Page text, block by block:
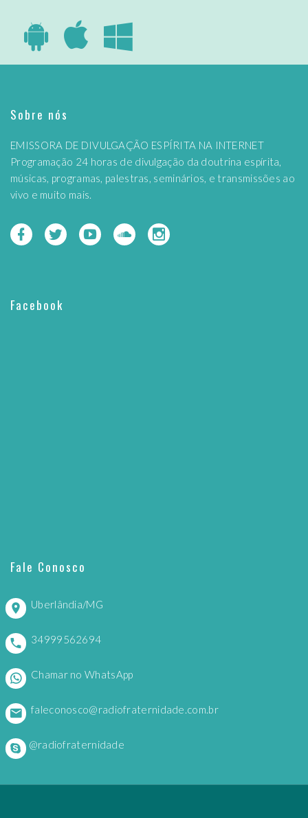
Sobre nós
EMISSORA DE DIVULGAÇÃO ESPÍRITA NA INTERNET
Programação 24 horas de divulgação da doutrina espírita,
músicas, programas, palestras, seminários, e transmissões ao
vivo e muito mais.
Facebook
Fale Conosco
Uberlândia/MG
34999562694
Chamar no WhatsApp
faleconosco@radiofraternidade.com.br
@radiofraternidade